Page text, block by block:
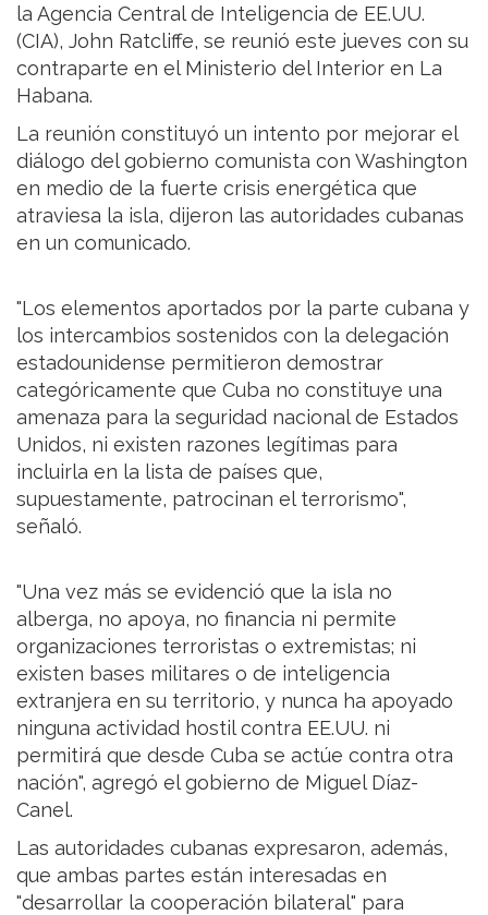
la Agencia Central de Inteligencia de EE.UU.
(CIA), John Ratcliffe, se reunió este jueves con su
contraparte en el Ministerio del Interior en La
Habana.
La reunión constituyó un intento por mejorar el
diálogo del gobierno comunista con Washington
en medio de la fuerte crisis energética que
atraviesa la isla, dijeron las autoridades cubanas
en un comunicado.
"Los elementos aportados por la parte cubana y
los intercambios sostenidos con la delegación
estadounidense permitieron demostrar
categóricamente que Cuba no constituye una
amenaza para la seguridad nacional de Estados
Unidos, ni existen razones legítimas para
incluirla en la lista de países que,
supuestamente, patrocinan el terrorismo",
señaló.
"Una vez más se evidenció que la isla no
alberga, no apoya, no financia ni permite
organizaciones terroristas o extremistas; ni
existen bases militares o de inteligencia
extranjera en su territorio, y nunca ha apoyado
ninguna actividad hostil contra EE.UU. ni
permitirá que desde Cuba se actúe contra otra
nación", agregó el gobierno de Miguel Díaz-
Canel.
Las autoridades cubanas expresaron, además,
que ambas partes están interesadas en
"desarrollar la cooperación bilateral" para